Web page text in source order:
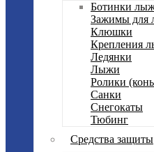
Ботинки
Зажимы для
Клюшки
Крепления
Ледянки
Лыжи
Ролики
Санки
Снегокаты
Тюбинг
Средства защиты